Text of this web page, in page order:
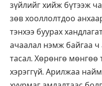
зүйлийг хийж бүтээж
зөв хооллолтдоо
тэнхээ буурах
ачаалал нэмж байгаа ч
тасал. Хөрөнгө мөнгөө
хэрэггүй. Арилжаа